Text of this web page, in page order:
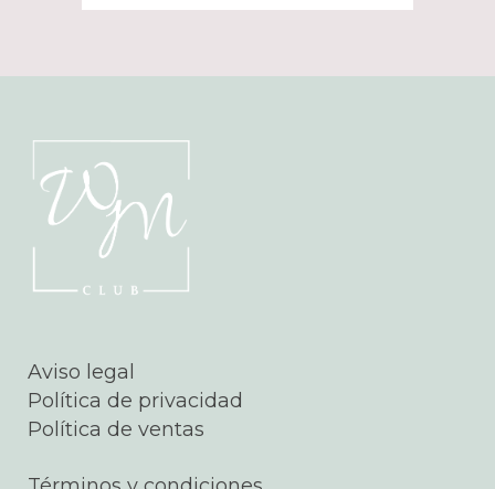
Aviso legal
Política de privacidad
Política de ventas